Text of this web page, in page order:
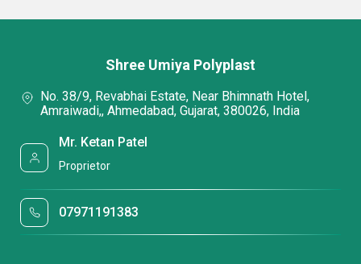
Shree Umiya Polyplast
No. 38/9, Revabhai Estate, Near Bhimnath Hotel,
Amraiwadi,, Ahmedabad, Gujarat, 380026, India
Mr. Ketan Patel
Proprietor
07971191383